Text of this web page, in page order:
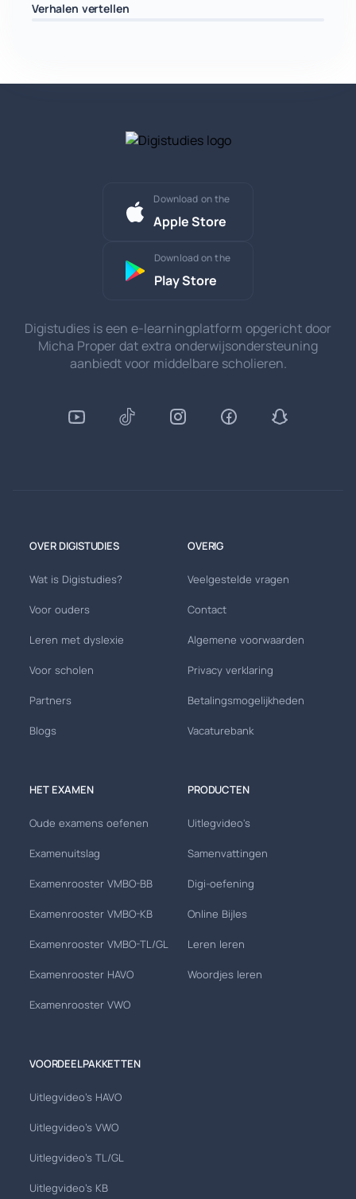
Verhalen vertellen
Download on the
Apple Store
Download on the
Play Store
Digistudies is een e-learningplatform opgericht door
Micha Proper dat extra onderwijsondersteuning
aanbiedt voor middelbare scholieren.
OVER DIGISTUDIES
Wat is Digistudies?
Voor ouders
Leren met dyslexie
Voor scholen
Partners
Blogs
OVERIG
Veelgestelde vragen
Contact
Algemene voorwaarden
Privacy verklaring
Betalingsmogelijkheden
Vacaturebank
HET EXAMEN
Oude examens oefenen
Examenuitslag
Examenrooster VMBO-BB
Examenrooster VMBO-KB
Examenrooster VMBO-TL/GL
Examenrooster HAVO
Examenrooster VWO
PRODUCTEN
Uitlegvideo's
Samenvattingen
Digi-oefening
Online Bijles
Leren leren
Woordjes leren
VOORDEELPAKKETTEN
Uitlegvideo's HAVO
Uitlegvideo's VWO
Uitlegvideo's TL/GL
Uitlegvideo's KB